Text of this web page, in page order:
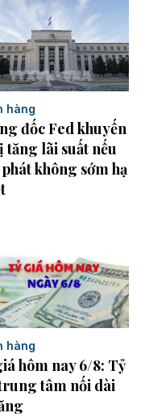
hàng
đốc Fed khuyến
tăng lãi suất nếu
không sớm hạ
hàng
hôm nay 6/8: Tỷ
tâm nối dài